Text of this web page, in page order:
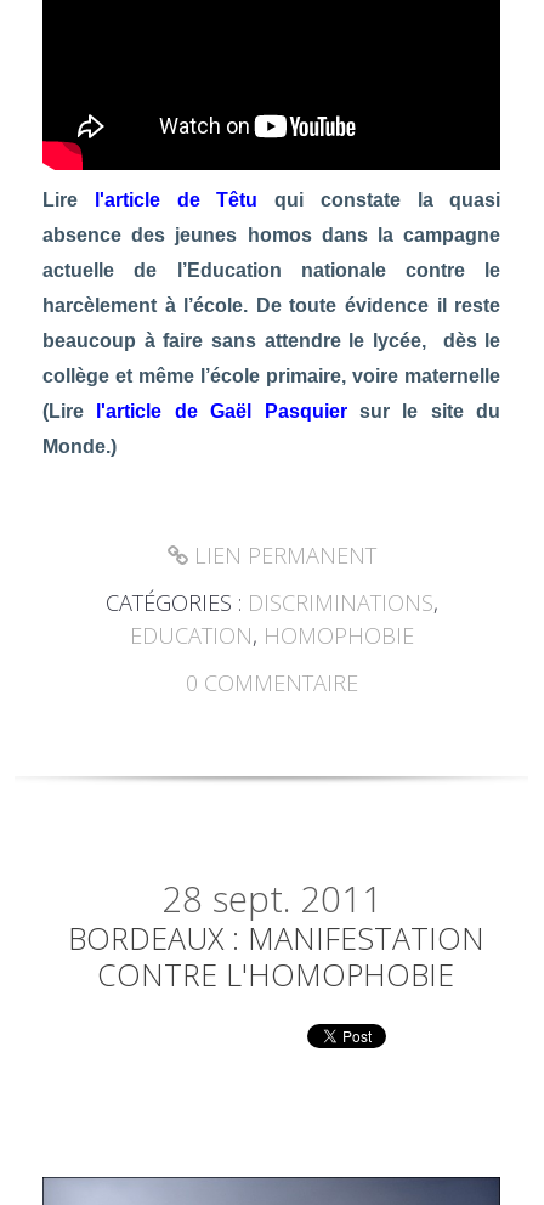
Lire l'article de Têtu qui constate la quasi
absence des jeunes homos dans la campagne
actuelle de l’Education nationale contre le
harcèlement à l’école. De toute évidence il reste
beaucoup à faire sans attendre le lycée, dès le
collège et même l’école primaire, voire maternelle
(Lire l'article de Gaël Pasquiersur le site du
Monde.)
LIEN PERMANENT
CATÉGORIES : DISCRIMINATIONS,
EDUCATION, HOMOPHOBIE
0 COMMENTAIRE
28 sept. 2011
BORDEAUX : MANIFESTATION
CONTRE L'HOMOPHOBIE